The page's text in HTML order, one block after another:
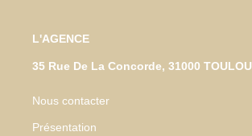
L'AGENCE
35 Rue De La Concorde, 31000
Nous contacter
Présentation